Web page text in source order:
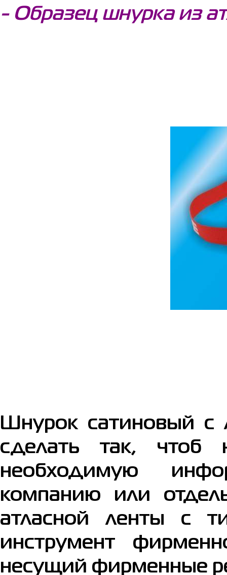
- Образец шнурка из
Шнурок сатиновый с
сделать так, чтоб
необходимую
компанию или
атласной ленты с
инструмент
несущий фирменные